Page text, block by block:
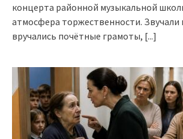
концерта районной музыкальной
атмосфера торжественности. Звучали
вручались почётные грамоты, [...]